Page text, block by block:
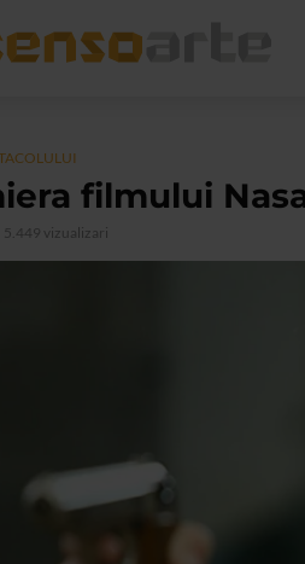
filmului
5.449 vizualizari